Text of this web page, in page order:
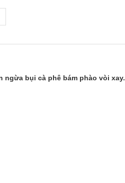
ngừa bụi cà phê bám phào vòi xay.